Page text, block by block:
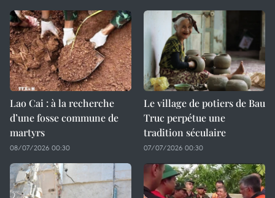
Lao Cai : à la recherche
d’une fosse commune de
martyrs
08/07/2026 00:30
Le village de potiers de Bau
Truc perpétue une
tradition séculaire
07/07/2026 00:30